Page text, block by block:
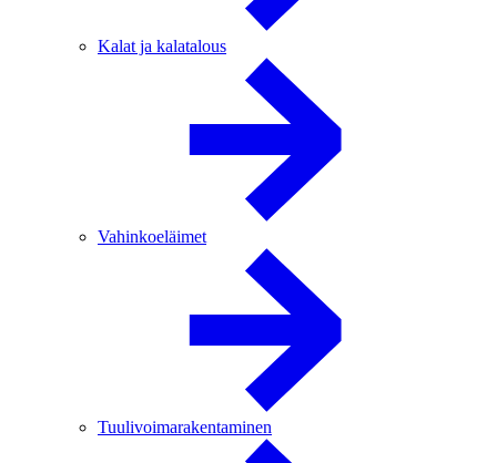
Kalat ja kalatalous
Vahinkoeläimet
Tuulivoimarakentaminen